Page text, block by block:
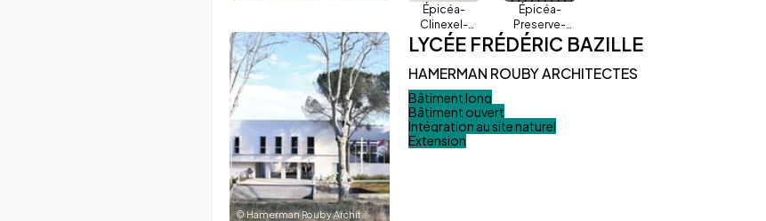
Épicéa-
Clinexel-
Vénitien-
Cirrus
Épicéa-
Preserve-
Quadri-Gris
©Hamerman Rouby Architectes
LYCÉE FRÉDÉRIC BAZILLE
HAMERMAN ROUBY ARCHITECTES
Bâtiment long
Bâtiment ouvert
Intégration au site naturel
Extension